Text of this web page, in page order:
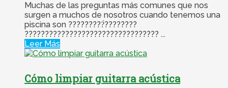
Muchas de las preguntas más comunes que nos
surgen a muchos de nosotros cuando tenemos una
piscina son ?????????́????????
????????????????????????????????? ...
Leer Más
Cómo limpiar guitarra acústica